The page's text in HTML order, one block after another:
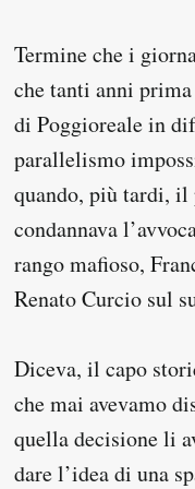
Termine che i
che tanti anni prima
di Poggioreale in
parallelismo
quando, più tardi, il
condannava
rango mafioso,
Renato Curcio sul
Diceva, il capo
che mai avevamo
quella decisione li
dare l’idea di una